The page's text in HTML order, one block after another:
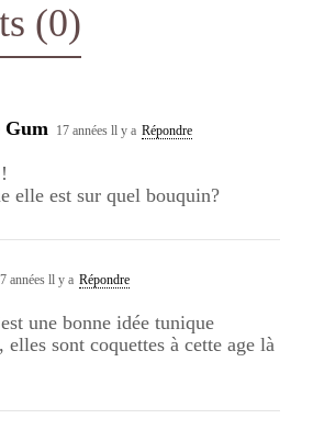
(0)
Gum 17 années ll y a Répondre
elle est sur quel bouquin?
années ll y a Répondre
une bonne idée tunique
elles sont coquettes à cette age là